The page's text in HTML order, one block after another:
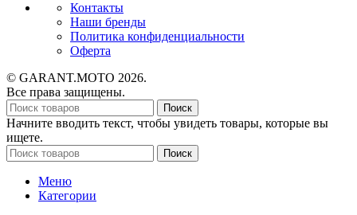
Контакты
Наши бренды
Политика конфиденциальности
Оферта
© GARANT.MOTO 2026.
Все права защищены.
Поиск
Начните вводить текст, чтобы увидеть товары, которые вы
ищете.
Поиск
Меню
Категории